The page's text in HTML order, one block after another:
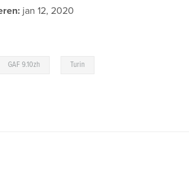
jan 12, 2020
GAF 9.10zh Turin